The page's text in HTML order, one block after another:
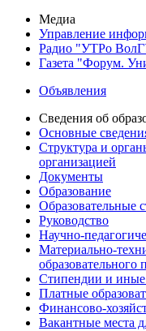
Медиа
Управление
Радио "УТРо
Газета "Форум.
Объявления
Сведения об
Основные
Структура и
организацией
Документы
Образование
Образовательные
Руководство
Научно-
Материально-
образовательного
Стипендии и
Платные
Финансово-
Вакантные места